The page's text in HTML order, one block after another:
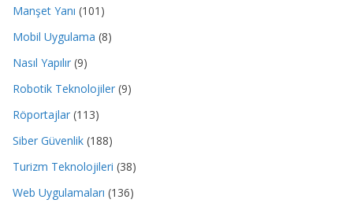
Manşet Yanı (101)
Mobil Uygulama (8)
Nasıl Yapılır (9)
Robotik Teknolojiler (9)
Röportajlar (113)
Siber Güvenlik (188)
Turizm Teknolojileri (38)
Web Uygulamaları (136)